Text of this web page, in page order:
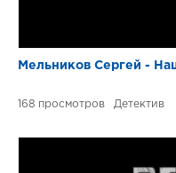
Мельников Сергей -
168 Детектив